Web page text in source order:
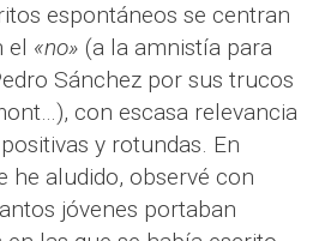
espontáneos se centran
el «no» (a la amnistía para
Sánchez por sus trucos
con escasa relevancia
y rotundas. En
he aludido, observé con
jóvenes portaban